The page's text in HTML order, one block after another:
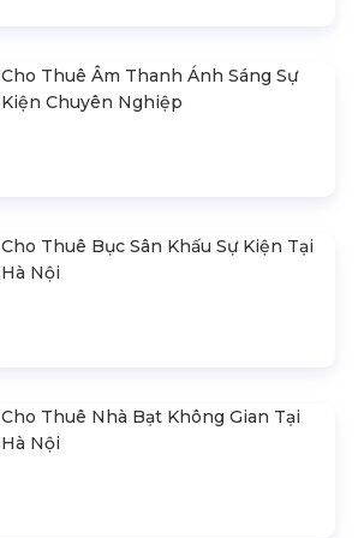
Cho Thuê Âm Thanh Ánh Sáng Sự
Kiện Chuyên Nghiệp
Cho Thuê Bục Sân Khấu Sự Kiện Tại
Hà Nội
Cho Thuê Nhà Bạt Không Gian Tại
Hà Nội